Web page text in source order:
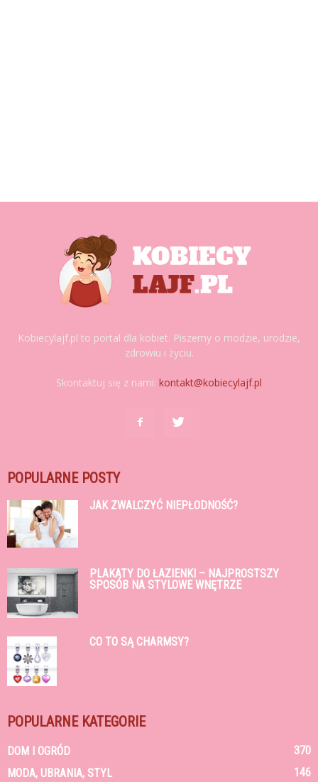
Kobiecylajf.pl to portal dla kobiet. Piszemy o modzie, urodzie,
zdrowiu i życiu.
Skontaktuj się z nami: kontakt@kobiecylajf.pl
POPULARNE POSTY
JAK ZWALCZYĆ NIEPŁODNOŚĆ?
PLAKATY DO ŁAZIENKI – NAJPROSTSZY
SPOSÓB NA STYLOWE WNĘTRZE
CO TO SĄ CHARMSY?
POPULARNE KATEGORIE
DOM I OGRÓD
370
MODA, UBRANIA, STYL
146